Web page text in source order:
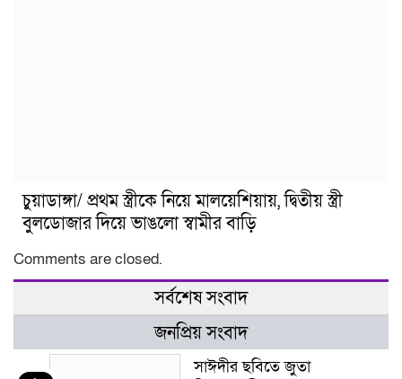
চুয়াডাঙ্গা/ প্রথম স্ত্রীকে নিয়ে মালয়েশিয়ায়, দ্বিতীয় স্ত্রী
বুলডোজার দিয়ে ভাঙলো স্বামীর বাড়ি
Comments are closed.
সর্বশেষ সংবাদ
জনপ্রিয় সংবাদ
সাঈদীর ছবিতে জুতা